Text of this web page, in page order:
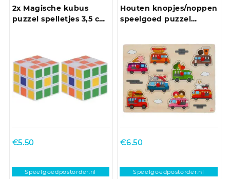
2x Magische kubus
puzzel spelletjes 3,5 cm
€5.50
Speelgoedpostorder.nl
Houten knopjes/noppen
speelgoed puzzel
€6.50
Speelgoedpostorder.nl